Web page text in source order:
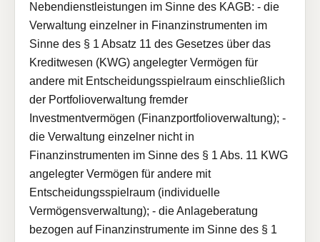
Nebendienstleistungen im Sinne des KAGB: - die
Verwaltung einzelner in Finanzinstrumenten im
Sinne des § 1 Absatz 11 des Gesetzes über das
Kreditwesen (KWG) angelegter Vermögen für
andere mit Entscheidungsspielraum einschließlich
der Portfolioverwaltung fremder
Investmentvermögen (Finanzportfolioverwaltung); -
die Verwaltung einzelner nicht in
Finanzinstrumenten im Sinne des § 1 Abs. 11 KWG
angelegter Vermögen für andere mit
Entscheidungsspielraum (individuelle
Vermögensverwaltung); - die Anlageberatung
bezogen auf Finanzinstrumente im Sinne des § 1